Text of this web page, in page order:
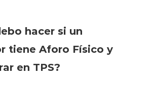
hacer si un
tiene Aforo Físico y
en TPS?